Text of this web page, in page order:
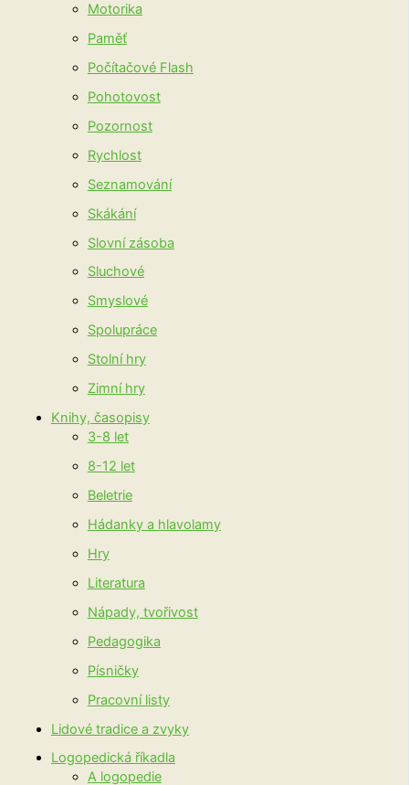
Motorika
Paměť
Počítačové Flash
Pohotovost
Pozornost
Rychlost
Seznamování
Skákání
Slovní zásoba
Sluchové
Smyslové
Spolupráce
Stolní hry
Zimní hry
Knihy, časopisy
3-8 let
8-12 let
Beletrie
Hádanky a hlavolamy
Hry
Literatura
Nápady, tvořivost
Pedagogika
Písničky
Pracovní listy
Lidové tradice a zvyky
Logopedická říkadla
A logopedie